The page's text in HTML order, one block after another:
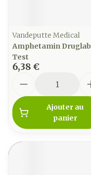
Vandeputte Medical
Amphetamin Druglab
Test
6,38 €
Ajouter au
panier